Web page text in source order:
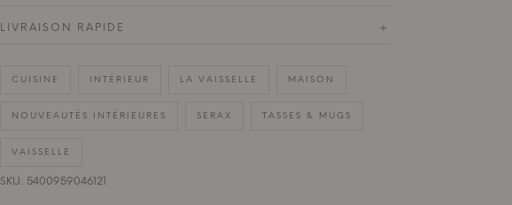
LIVRAISON RAPIDE +
CUISINE INTÉRIEUR LA VAISSELLE MAISON
NOUVEAUTÉS INTÉRIEURES SERAX TASSES & MUGS
VAISSELLE
SKU: 5400959046121